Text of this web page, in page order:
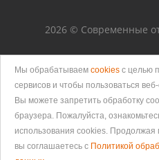
2026 © Современные
Версия
Мы обрабатываем cookies с целью
сервисов и чтобы пользоваться
Вы можете запретить обработку
браузера. Пожалуйста,
использования cookies. Продолжая
вы соглашаетесь с Политикой